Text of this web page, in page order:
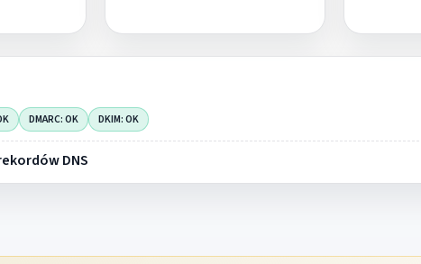
DMARC: OK DKIM: OK
DNS